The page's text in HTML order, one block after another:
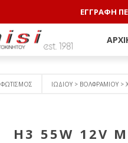
ΕΓΓΡΑΦΗ
ΦΩΤΙΣΜΟΣ ΙΩΔΙΟΥ > ΒΟΛΦΡΑΜΙΟY >
H3 55W 12V